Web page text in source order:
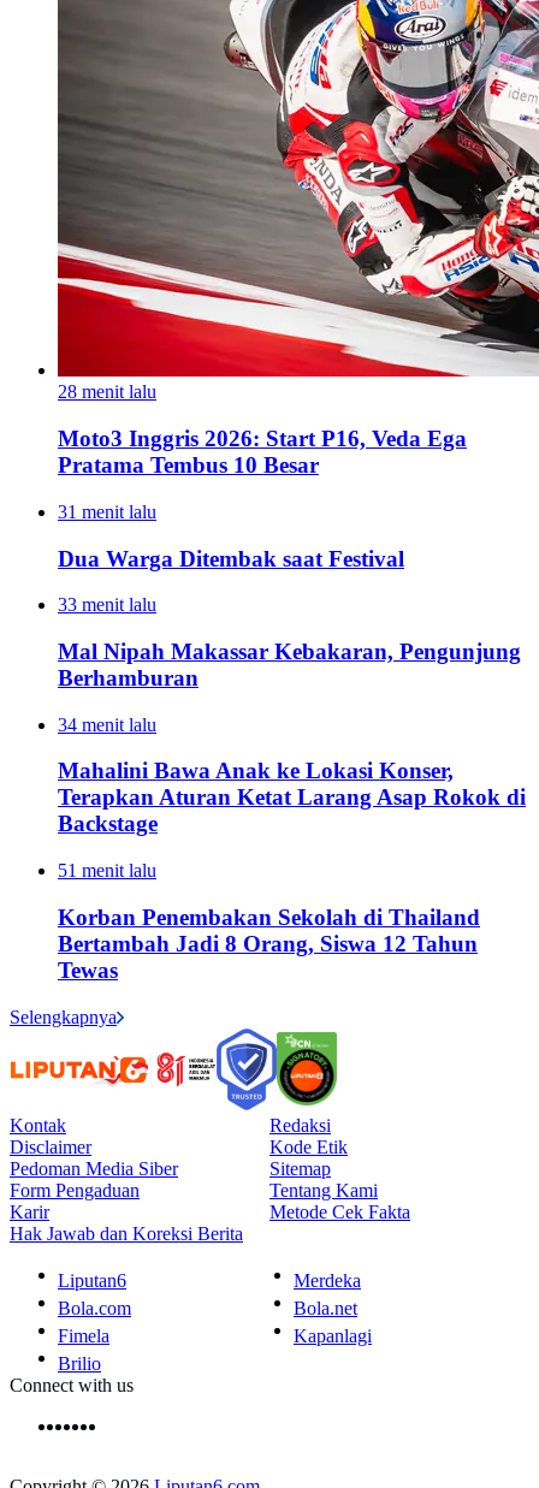
28 menit lalu
Moto3 Inggris 2026: Start P16, Veda Ega
Pratama Tembus 10 Besar
31 menit lalu
Dua Warga Ditembak saat Festival
33 menit lalu
Mal Nipah Makassar Kebakaran, Pengunjung
Berhamburan
34 menit lalu
Mahalini Bawa Anak ke Lokasi Konser,
Terapkan Aturan Ketat Larang Asap Rokok di
Backstage
51 menit lalu
Korban Penembakan Sekolah di Thailand
Bertambah Jadi 8 Orang, Siswa 12 Tahun
Tewas
Selengkapnya
Kontak
Redaksi
Disclaimer
Kode Etik
Pedoman Media Siber
Sitemap
Form Pengaduan
Tentang Kami
Karir
Metode Cek Fakta
Hak Jawab dan Koreksi Berita
Liputan6
Merdeka
Bola.com
Bola.net
Fimela
Kapanlagi
Brilio
Connect with us